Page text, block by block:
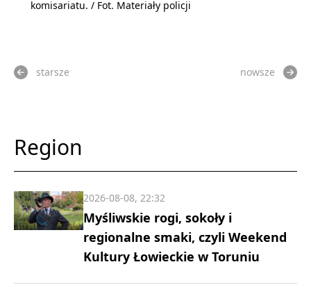
starsze nowsze
Region
Myśliwskie rogi, sokoły i
regionalne smaki, czyli Weekend
Kultury Łowieckie w Toruniu
2026-08-08, 22:32